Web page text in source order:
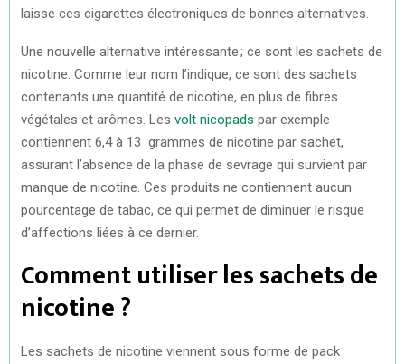
laisse ces cigarettes électroniques de bonnes alternatives.
Une nouvelle alternative intéressante ; ce sont les sachets de
nicotine. Comme leur nom l’indique, ce sont des sachets
contenants une quantité de nicotine, en plus de fibres
végétales et arômes. Les volt nicopads par exemple
contiennent 6,4 à 13 grammes de nicotine par sachet,
assurant l’absence de la phase de sevrage qui survient par
manque de nicotine. Ces produits ne contiennent aucun
pourcentage de tabac, ce qui permet de diminuer le risque
d’affections liées à ce dernier.
Comment utiliser les sachets de
nicotine ?
Les sachets de nicotine viennent sous forme de pack